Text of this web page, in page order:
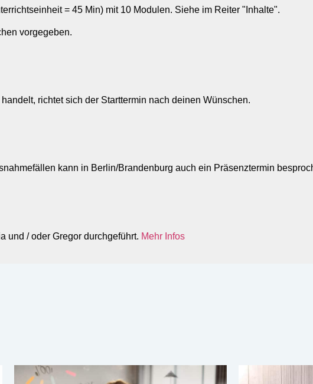
= 45 Min) mit 10 Modulen. Siehe im Reiter "Inhalte".
vorgegeben.
richtet sich der Starttermin nach deinen Wünschen.
kann in Berlin/Brandenburg auch ein Präsenztermin
und / oder Gregor durchgeführt. Mehr Infos